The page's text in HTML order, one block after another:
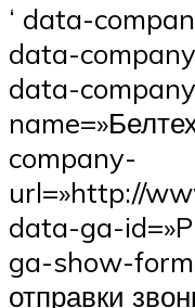
‘ data-
data-
data-
company-
url=»http://
data-ga-
ga-show-
отправки